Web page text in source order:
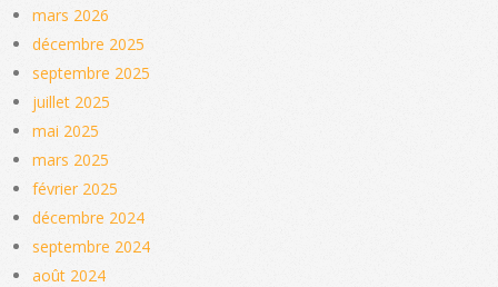
mars 2026
décembre 2025
septembre 2025
juillet 2025
mai 2025
mars 2025
février 2025
décembre 2024
septembre 2024
août 2024